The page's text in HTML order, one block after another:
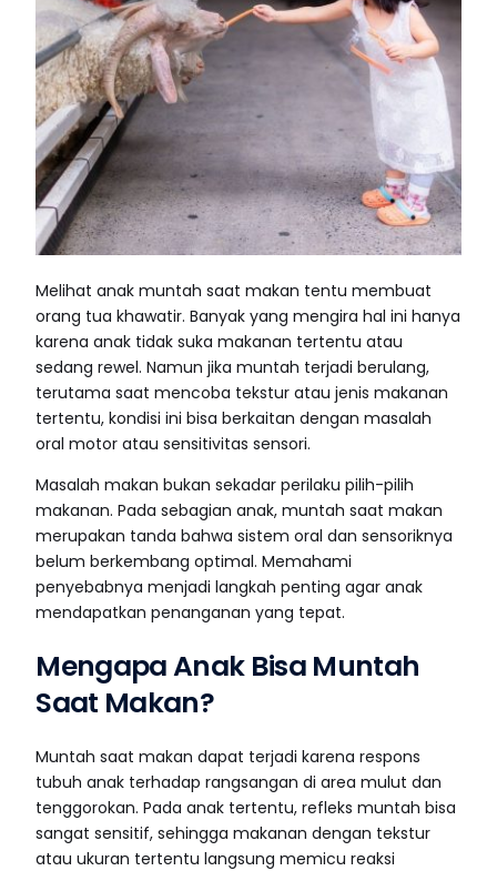
Melihat anak muntah saat makan tentu membuat
orang tua khawatir. Banyak yang mengira hal ini hanya
karena anak tidak suka makanan tertentu atau
sedang rewel. Namun jika muntah terjadi berulang,
terutama saat mencoba tekstur atau jenis makanan
tertentu, kondisi ini bisa berkaitan dengan masalah
oral motor atau sensitivitas sensori.
Masalah makan bukan sekadar perilaku pilih-pilih
makanan. Pada sebagian anak, muntah saat makan
merupakan tanda bahwa sistem oral dan sensoriknya
belum berkembang optimal. Memahami
penyebabnya menjadi langkah penting agar anak
mendapatkan penanganan yang tepat.
Mengapa Anak Bisa Muntah
Saat Makan?
Muntah saat makan dapat terjadi karena respons
tubuh anak terhadap rangsangan di area mulut dan
tenggorokan. Pada anak tertentu, refleks muntah bisa
sangat sensitif, sehingga makanan dengan tekstur
atau ukuran tertentu langsung memicu reaksi